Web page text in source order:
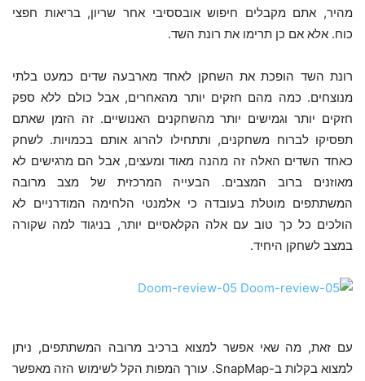
מהיר, אתם מקבלים חיפוש אובססיבי אחר שריון, בריאות חפצי
כוח. אלא אם כן תרימו את רונת השד.
רונת השד הופכת את השחקן לאחד מארבעה שדים כמעט בלתי
מנוצחים. כמה מהם חזקים יותר מהאחרים, אבל כולם ללא ספק
חזקים יותר וגמישים יותר מהשחקנים האנושיים. זה הזמן שאתם
תפסיקו לברוח משחקנים, ותתחילו להרוג אותם בכמויות. לשחק
כאחד השדים האלה זה מהנה מאוד ומעצים, אבל הם מרגישים לא
מאוזנים ברוב המצבים. הבעייה המרכזית של מצב מרובה
המשתתפים מוטלת בעובדה כי אלמנטי הלחימה המודרניים לא
הולכים כל כך טוב עם אלה הקלאסיים יותר, בניגוד למה שקורה
במצב לשחקן היחיד.
עם זאת, מה שאי אפשר למצוא ברכיב מרובה המשתתפים, ניתן
למצוא בקלות ב-SnapMap. עורך המפות הקל לשימוש הזה מאפשר